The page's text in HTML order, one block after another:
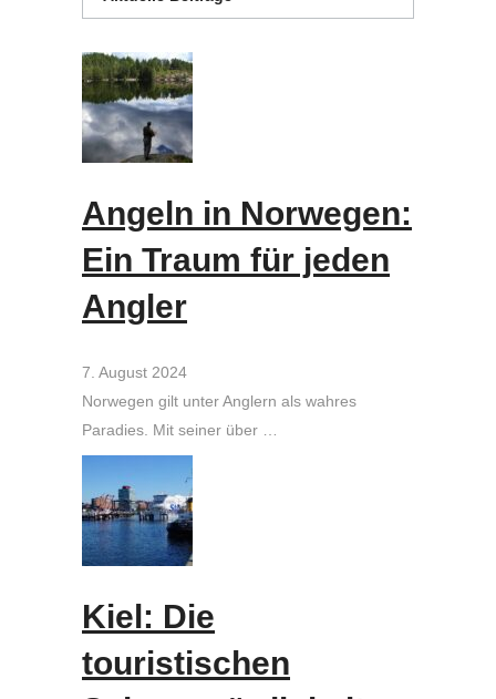
Angeln in Norwegen:
Ein Traum für jeden
Angler
7. August 2024
Norwegen gilt unter Anglern als wahres
Paradies. Mit seiner über …
Kiel: Die
touristischen